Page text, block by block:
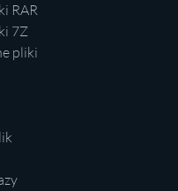
RAR
7Z
pliki